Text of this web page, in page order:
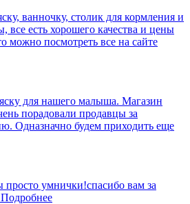
ванночку, столик для кормления и
все есть хорошего качества и цены
можно посмотреть все на сайте
для нашего малыша. Магазин
порадовали продавцы за
Одназначно будем приходить еще
просто умнички!спасибо вам за
Подробнее